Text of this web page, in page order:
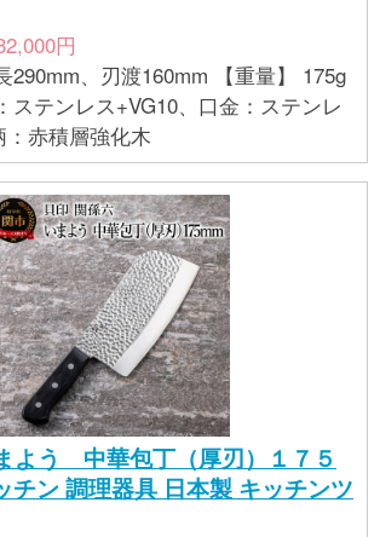
円
290mm、刃渡160mm 【重量】 175g
ステンレス+VG10、口金：ステンレ
赤積層強化木
う 中華包丁（厚刃）１７５
チン 調理器具 日本製 キッチンツ